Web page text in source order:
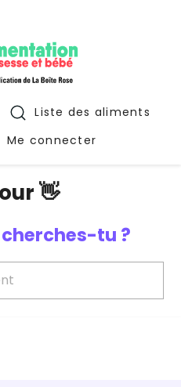
Liste des aliments
Me connecter
👋
tu ?